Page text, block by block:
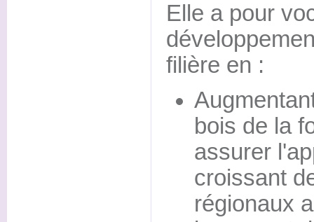
Elle a pour
filière en :
bois de la
assurer
croissant
régionaux